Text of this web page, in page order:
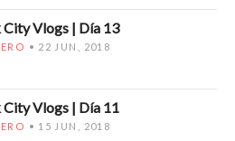
City Vlogs | Día 13
22 JUN, 2018
Vlogs | Día 11
15 JUN, 2018